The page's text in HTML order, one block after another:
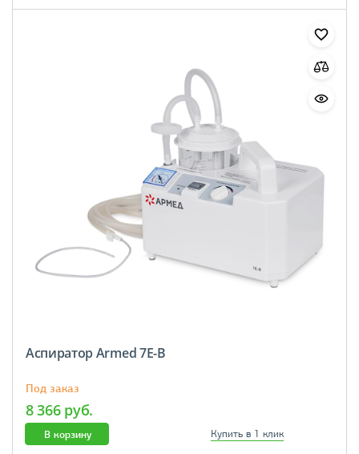
Аспиратор Armed 7E-B
Под заказ
8 366 руб.
В корзину Купить в 1 клик